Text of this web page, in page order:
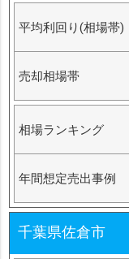
平均利回り(相場帯)
売却相場帯
相場ランキング
年間想定売出事例
千葉県佐倉市